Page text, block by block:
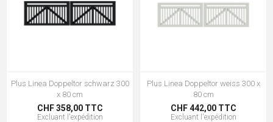
Plus Linea Doppeltor schwarz 300
x 80 cm
CHF 358,00 TTC
Excluant l'expédition
Plus Linea Doppeltor weiss 300 x
80 cm
CHF 442,00 TTC
Excluant l'expédition